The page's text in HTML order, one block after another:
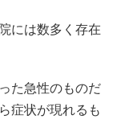
には数多く存在
た急性のものだ
症状が現れるも